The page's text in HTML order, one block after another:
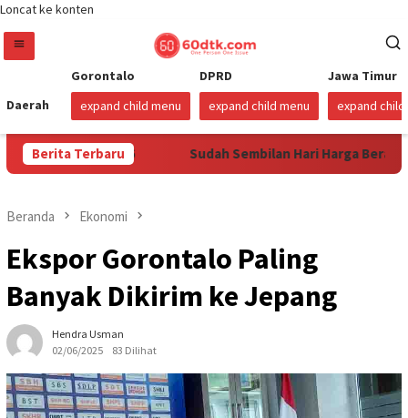
Loncat ke konten
Daerah
Gorontalo
expand child menu
DPRD
expand child menu
Jawa Timur
expand child
Berita Terbaru
1 Agustus 2026 Sudah Sembilan Hari Harga Beras
Beranda Ekonomi
Ekspor Gorontalo Paling
Banyak Dikirim ke Jepang
Hendra Usman
02/06/2025
83 Dilihat